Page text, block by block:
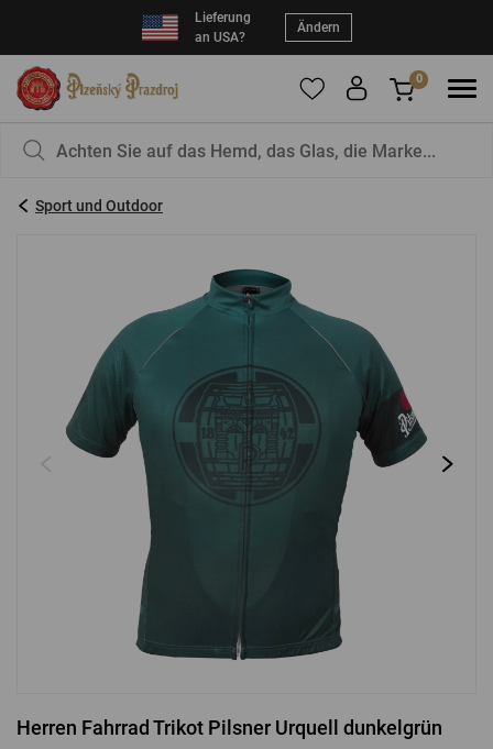
Lieferung
an USA?
Ändern
registrieren Sie sich
Kennwort: *
EINLOGGEN
Vergessenes Passwort Neue Registrierung
ANMELDUNG ÜBER FACEBOOK
ANMELDUNG ÜBER GOOGLE
0
schade?
Sport und Outdoor
Herren Fahrrad Trikot Pilsner Urquell dunkelgrün